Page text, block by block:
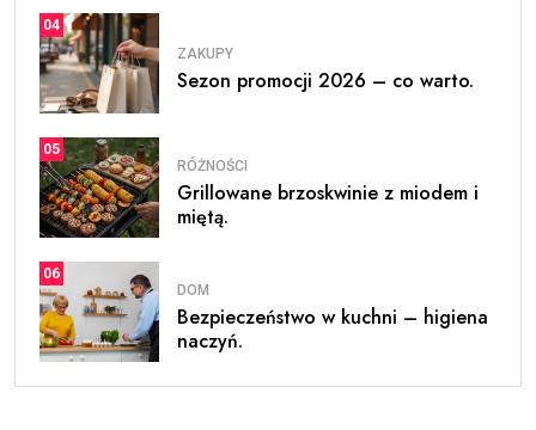
04
ZAKUPY
Sezon promocji 2026 – co warto.
05
RÓŻNOŚCI
Grillowane brzoskwinie z miodem i
miętą.
06
DOM
Bezpieczeństwo w kuchni – higiena
naczyń.